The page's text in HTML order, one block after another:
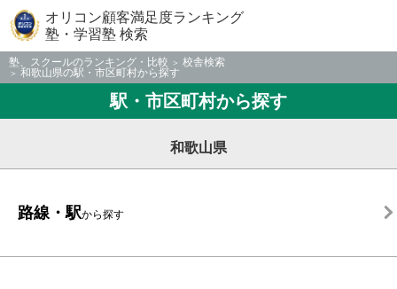
オリコン顧客満足度ランキング
塾・学習塾 検索
塾、スクールのランキング・比較
校舎検索
和歌山県の駅・市区町村から探す
駅・市区町村から探す
和歌山県
路線・駅から探す